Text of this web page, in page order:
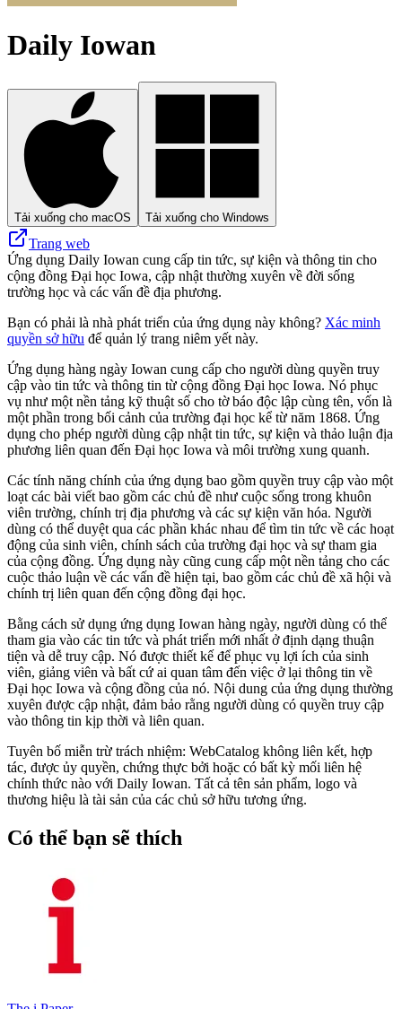
Daily Iowan
Tải xuống cho macOS Tải xuống cho Windows
Trang web
Ứng dụng Daily Iowan cung cấp tin tức, sự kiện và thông tin cho
cộng đồng Đại học Iowa, cập nhật thường xuyên về đời sống
trường học và các vấn đề địa phương.
Bạn có phải là nhà phát triển của ứng dụng này không? Xác minh
quyền sở hữu để quản lý trang niêm yết này.
Ứng dụng hàng ngày Iowan cung cấp cho người dùng quyền truy
cập vào tin tức và thông tin từ cộng đồng Đại học Iowa. Nó phục
vụ như một nền tảng kỹ thuật số cho tờ báo độc lập cùng tên, vốn là
một phần trong bối cảnh của trường đại học kể từ năm 1868. Ứng
dụng cho phép người dùng cập nhật tin tức, sự kiện và thảo luận địa
phương liên quan đến Đại học Iowa và môi trường xung quanh.
Các tính năng chính của ứng dụng bao gồm quyền truy cập vào một
loạt các bài viết bao gồm các chủ đề như cuộc sống trong khuôn
viên trường, chính trị địa phương và các sự kiện văn hóa. Người
dùng có thể duyệt qua các phần khác nhau để tìm tin tức về các hoạt
động của sinh viên, chính sách của trường đại học và sự tham gia
của cộng đồng. Ứng dụng này cũng cung cấp một nền tảng cho các
cuộc thảo luận về các vấn đề hiện tại, bao gồm các chủ đề xã hội và
chính trị liên quan đến cộng đồng đại học.
Bằng cách sử dụng ứng dụng Iowan hàng ngày, người dùng có thể
tham gia vào các tin tức và phát triển mới nhất ở định dạng thuận
tiện và dễ truy cập. Nó được thiết kế để phục vụ lợi ích của sinh
viên, giảng viên và bất cứ ai quan tâm đến việc ở lại thông tin về
Đại học Iowa và cộng đồng của nó. Nội dung của ứng dụng thường
xuyên được cập nhật, đảm bảo rằng người dùng có quyền truy cập
vào thông tin kịp thời và liên quan.
Tuyên bố miễn trừ trách nhiệm: WebCatalog không liên kết, hợp
tác, được ủy quyền, chứng thực bởi hoặc có bất kỳ mối liên hệ
chính thức nào với Daily Iowan. Tất cả tên sản phẩm, logo và
thương hiệu là tài sản của các chủ sở hữu tương ứng.
Có thể bạn sẽ thích